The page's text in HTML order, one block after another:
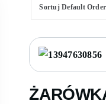
SortujDefault Order